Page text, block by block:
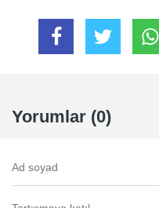
Yorumlar (0)